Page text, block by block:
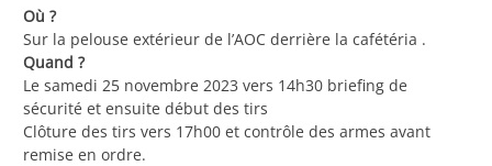
Où ?
Sur la pelouse extérieur de l’AOC derrière la cafétéria .
Quand ?
Le samedi 25 novembre 2023 vers 14h30 briefing de
sécurité et ensuite début des tirs
Clôture des tirs vers 17h00 et contrôle des armes avant
remise en ordre.